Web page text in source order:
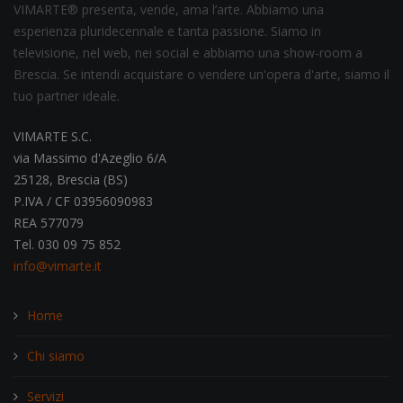
VIMARTE® presenta, vende, ama l’arte. Abbiamo una
esperienza pluridecennale e tanta passione. Siamo in
televisione, nel web, nei social e abbiamo una show-room a
Brescia. Se intendi acquistare o vendere un'opera d'arte, siamo il
tuo partner ideale.
VIMARTE S.C.
via Massimo d'Azeglio 6/A
25128, Brescia (BS)
P.IVA / CF 03956090983
REA 577079
Tel. 030 09 75 852
info@vimarte.it
Home
Chi siamo
Servizi